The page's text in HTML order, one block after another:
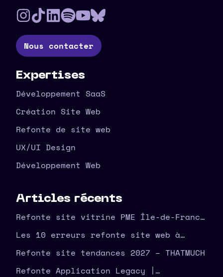
Nous contacter
Expertises
Développement SaaS
Création Site Web
Refonte de site web
UX/UI Design
Développement Web
Articles récents
Refonte site vitrine PME Île-de-France
| agence THATMUCH
Les 10 erreurs refonte site web à
éviter en amont – THATMUCH
Refonte site tendances 2027 – THATMUCH
Refonte Application Legacy |